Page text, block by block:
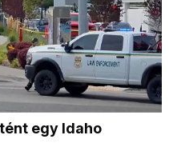
egy Idaho